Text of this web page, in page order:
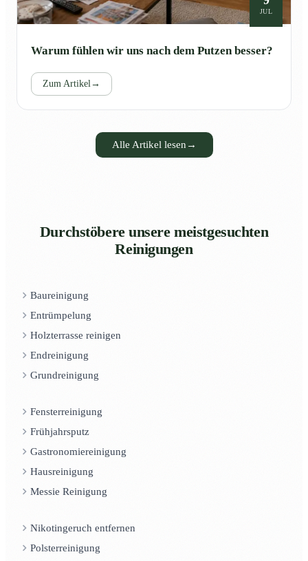
JUL
Warum fühlen wir uns nach dem Putzen besser?
Zum Artikel →
Alle Artikel lesen →
Durchstöbere unsere meistgesuchten
Reinigungen
Baureinigung
Entrümpelung
Holzterrasse reinigen
Endreinigung
Grundreinigung
Fensterreinigung
Frühjahrsputz
Gastronomiereinigung
Hausreinigung
Messie Reinigung
Nikotingeruch entfernen
Polsterreinigung